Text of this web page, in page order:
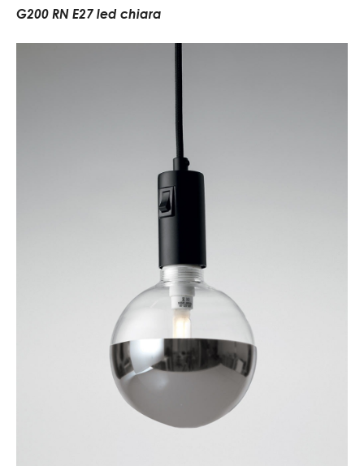
G200 RN E27 led chiara